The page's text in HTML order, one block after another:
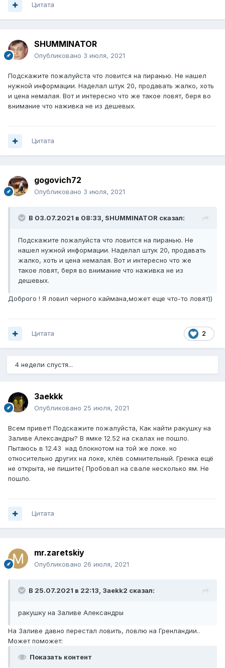
Цитата
SHUMMINATOR
Опубликовано 3 июля, 2021
Подскажите пожалуйста что ловится на пиранью. Не нашел
нужной информации. Наделал штук 20, продавать жалко, хоть
и цена немалая. Вот и интересно что же такое ловят, беря во
внимание что наживка не из дешевых.
Цитата
gogovich72
Опубликовано 3 июля, 2021
В 03.07.2021 в 08:33, SHUMMINATOR сказал:
Подскажите пожалуйста что ловится на пиранью. Не
нашел нужной информации. Наделал штук 20, продавать
жалко, хоть и цена немалая. Вот и интересно что же
такое ловят, беря во внимание что наживка не из
дешевых.
Доброго ! Я ловил черного каймана,может еще что-то ловят))
2
Цитата
4 недели спустя...
3aekkk
Опубликовано 25 июля, 2021
Всем привет! Подскажите пожалуйста, Как найти ракушку на
Заливе Александры? В ямке 12.52 на скалах не пошло.
Пытаюсь в 12.43 над блокнотом на той же локе. но
относительно других на локе, клёв сомнительный. Гренка ещё
не открыта, не пишите( Пробовал на свале несколько ям. Не
пошло.
Цитата
mr.zaretskiy
Опубликовано 26 июля, 2021
В 25.07.2021 в 22:13, 3aekk2 сказал:
ракушку на Заливе Александры
На Заливе давно перестал ловить, ловлю на Гренландии..
Может поможет:
Показать контент